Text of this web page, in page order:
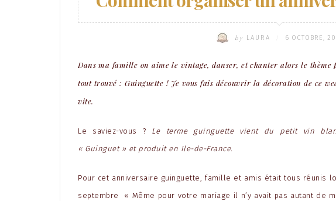
by LAURA 6 OCTOBRE,
Dans ma famille on aime le vintage, danser, et chanter alors le thème
tout trouvé : Guinguette ! Je vous fais découvrir la décoration de ce
vite.
Le saviez-vous ? Le terme guinguette vient du petit vin
« Guinguet » et produit en Ile-de-France.
Pour cet anniversaire guinguette, famille et amis était tous réunis
septembre « Même pour votre mariage il n’y avait pas autant de